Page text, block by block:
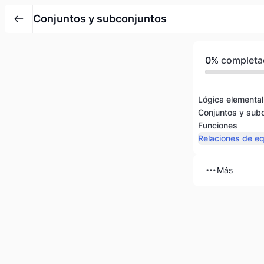
Conjuntos y subconjuntos
0%
Lógica elemental
Conjuntos y
Funciones
Relaciones de
Más